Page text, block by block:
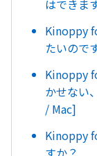
はできま
Kinoppy
たいので
Kinoppy
かせない
/ Mac]
Kinoppy
すか？